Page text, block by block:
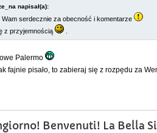
napisał(a):
Wam serdecznie za obecność i komentarze
z przyjemnością
Palermo
fajnie pisało, to zabieraj się z rozpędu za
Benvenuti! La Bella